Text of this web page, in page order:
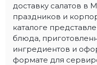
доставку салатов в
праздников и
каталоге
блюда,
ингредиентов и
формате для